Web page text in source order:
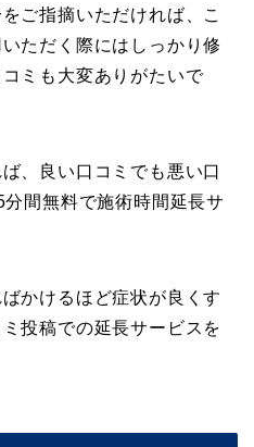
ご指摘いただければ、こ
ただく際にはしっかり修
ミも大変ありがたいで
、良い口コミでも悪い口
間無料で施術時間延長サ
かけるほど症状が良くす
投稿での延長サービスを